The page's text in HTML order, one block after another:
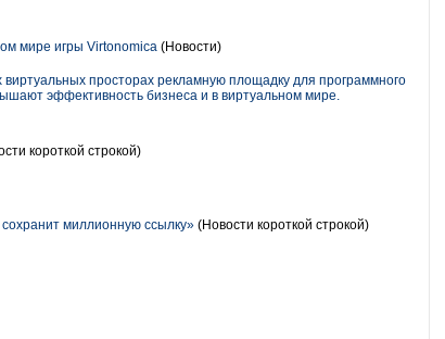
мире игры Virtonomica (Новости)
просторах рекламную площадку для программного
эффективность бизнеса и в виртуальном мире.
короткой строкой)
миллионную ссылку» (Новости короткой строкой)